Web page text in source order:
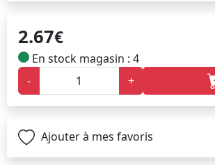
2.67€
En stock magasin : 4
-
+
Ajouter à mes favoris